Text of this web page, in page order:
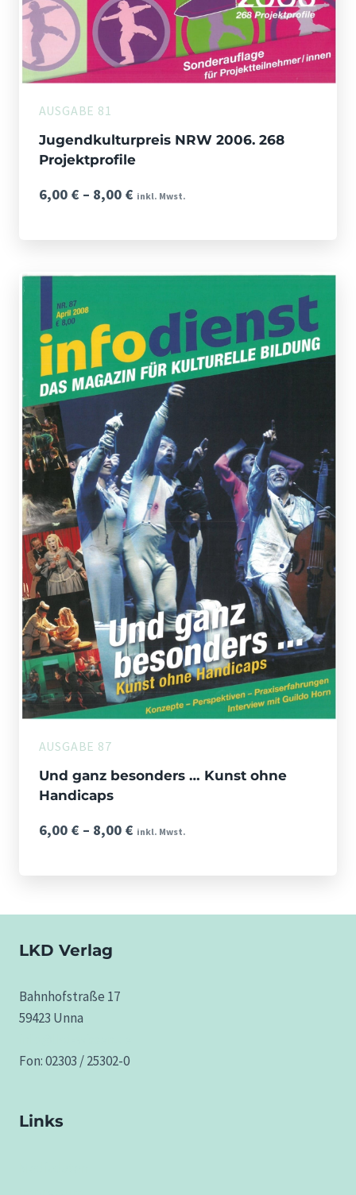
Jugendkulturpreis NRW 2006. 268
Projektprofile
6,00 € – 8,00 €Preisspanne:
inkl. Mwst.
AUSGABE 81
Und ganz besonders … Kunst ohne
Handicaps
6,00 € – 8,00 €Preisspanne:
inkl. Mwst.
AUSGABE 87
LKD Verlag
Bahnhofstraße 17
59423 Unna
Fon: 02303 / 25302-0
Links